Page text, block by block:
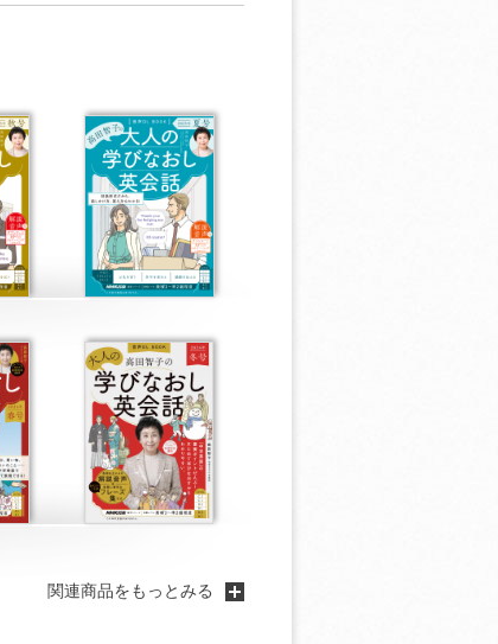
関連商品をもっとみる